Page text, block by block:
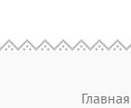
Главная